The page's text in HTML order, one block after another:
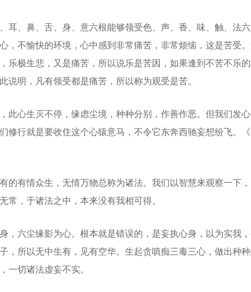
耳、鼻、舌、身、意六根能够领受色、声、香、味、触、法
，不愉快的环境，心中感到非常痛苦，非常烦恼，这是苦受
乐极生悲，又是痛苦，所以说乐是苦因，如果逢到不苦不乐
说明，凡有领受都是痛苦，所以称为观受是苦。
此心生灭不停，缘虑尘境，种种分别，作善作恶。但我们发
修行就是要收住这个心猿意马，不令它东奔西驰妄想纷飞。
的有情众生，无情万物总称为诸法。我们以智慧来观察一下
常，于诸法之中，本来没有我相可得。
，六尘缘影为心。根本就是错误的，是妄执心身，以为实我
，所以无中生有，见有空华。生起贪嗔痴三毒三心，做出种
一切诸法虚妄不实。